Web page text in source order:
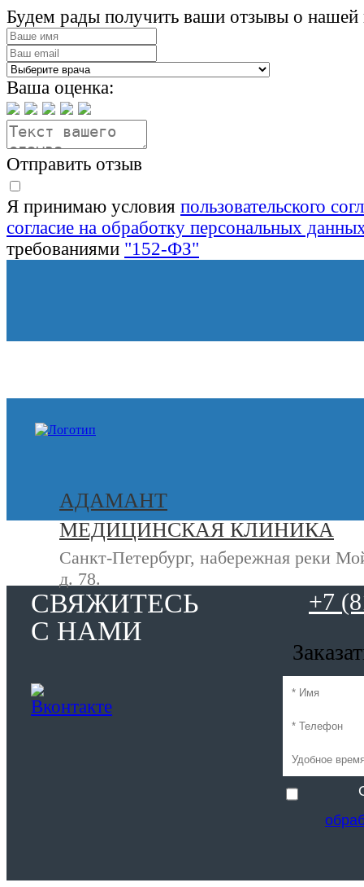
Будем рады получить ваши отзывы о нашей
Ваша оценка:
Отправить отзыв
Я принимаю условия пользовательского
согласие на обработку персональных
требованиями "152-ФЗ"
АДАМАНТ
МЕДИЦИНСКАЯ КЛИНИКА
Санкт-Петербург, набережная реки
д. 78.
СВЯЖИТЕСЬ
С НАМИ
+7